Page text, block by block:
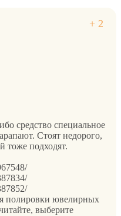
средство специальное
Стоят недорого,
тоже подходят.
полировки ювелирных
выберите